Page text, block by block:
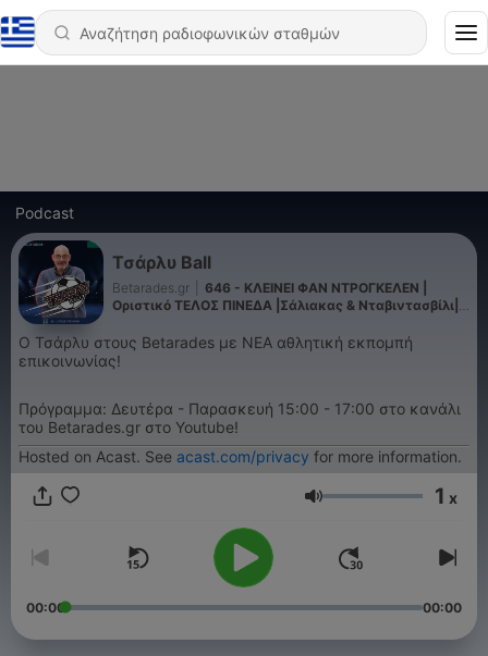
Podcast
Τσάρλυ Ball
Betarades.gr
646 - ΚΛΕΙΝΕΙ ΦΑΝ ΝΤΡΟΓΚΕΛΕΝ |
Οριστικό ΤΕΛΟΣ ΠΙΝΕΔΑ |Σάλιακας & Νταβιντασβίλι|
Ο Τσάρλυ στους Betarades με ΝΕΑ αθλητική εκπομπή
επικοινωνίας!
Πρόγραμμα: Δευτέρα - Παρασκευή 15:00 - 17:00 στο κανάλι
του Betarades.gr στο Youtube!
Hosted on Acast. See acast.com/privacy for more information.
Ένταση 1 x
00:00 00:00